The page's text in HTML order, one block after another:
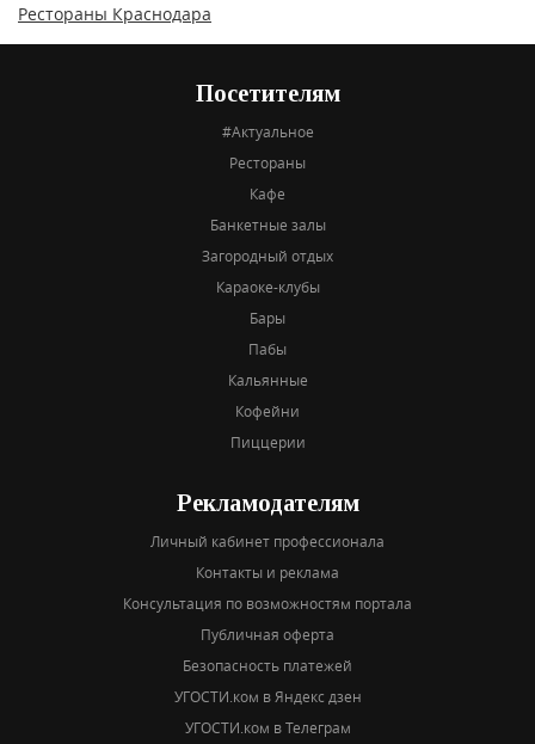
Рестораны Краснодара
Посетителям
#Актуальное
Рестораны
Кафе
Банкетные залы
Загородный отдых
Караоке-клубы
Бары
Пабы
Кальянные
Кофейни
Пиццерии
Рекламодателям
Личный кабинет профессионала
Контакты и реклама
Консультация по возможностям портала
Публичная оферта
Безопасность платежей
УГОСТИ.ком в Яндекс дзен
УГОСТИ.ком в Телеграм